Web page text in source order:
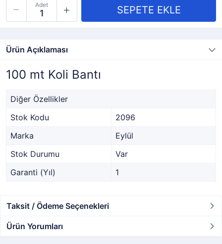
Adet
Ürün Açıklaması
100 mt Koli Bantı
Diğer Özellikler
Stok Kodu
2096
Marka
Eylül
Stok Durumu
Var
Garanti (Yıl)
1
Taksit / Ödeme Seçenekleri
Ürün Yorumları